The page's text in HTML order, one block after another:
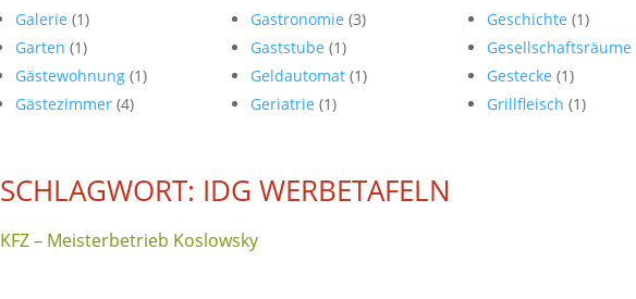
Galerie (1)
Garten (1)
Gästewohnung (1)
Gästezimmer (4)
Gastronomie(3)
Gaststube(1)
Geldautomat(1)
Geriatrie(1)
Geschichte (1)
Gesellschaftsräume
Gestecke (1)
Grillfleisch (1)
SCHLAGWORT: IDG WERBETAFELN
KFZ – Meisterbetrieb Koslowsky